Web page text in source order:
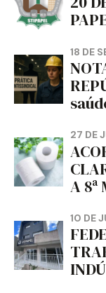
18 DE
REPÚDIO:
da
27 DE
A 8ª
10 DE